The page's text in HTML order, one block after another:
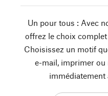
Un pour tous : Avec
offrez le choix
Choisissez un motif
e-mail, imprimer ou
immédiatement